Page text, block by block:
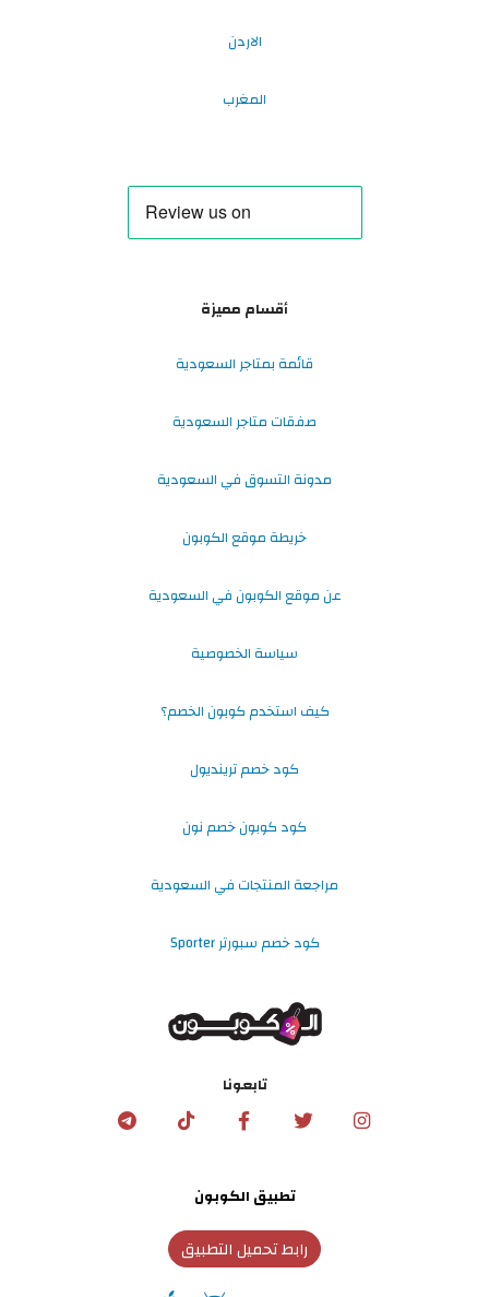
الاردن
المغرب
أقسام مميزة
قائمة بمتاجر السعودية
صفقات متاجر السعودية
مدونة التسوق في السعودية
خريطة موقع الكوبون
عن موقع الكوبون في السعودية
سياسة الخصوصية
كيف استخدم كوبون الخصم؟
كود خصم ترينديول
كود كوبون خصم نون
مراجعة المنتجات في السعودية
كود خصم سبورتر Sporter
تابعونا
تطبيق الكوبون
رابط تحميل التطبيق